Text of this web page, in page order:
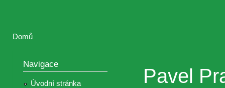
Domů
Navigace
Úvodní stránka
Pavel